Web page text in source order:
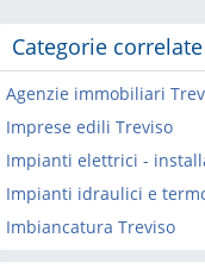
Categorie correlate
Agenzie immobiliari
Imprese edili Treviso
Impianti elettrici -
Impianti idraulici e
Imbiancatura Treviso